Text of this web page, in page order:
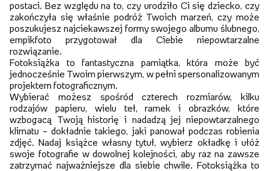
postaci. Bez względu na to, czy urodziło Ci się dziecko, czy
zakończyła się właśnie podróż Twoich marzeń, czy może
poszukujesz najciekawszej formy swojego albumu ślubnego,
empikfoto przygotował dla Ciebie niepowtarzalne
rozwiązanie.
Fotoksiążka to fantastyczna pamiątka, która może być
jednocześnie Twoim pierwszym, w pełni spersonalizowanym
projektem fotograficznym.
Wybierać możesz spośród czterech rozmiarów, kilku
rodzajów papieru, wielu teł, ramek i obrazków, które
wzbogacą Twoją historię i nadadzą jej niepowtarzalnego
klimatu – dokładnie takiego, jaki panował podczas robienia
zdjęć. Nadaj książce własny tytuł, wybierz okładkę i ułóż
swoje fotografie w dowolnej kolejności, aby raz na zawsze
zatrzymać najważniejsze dla siebie chwile. Fotoksiążka to